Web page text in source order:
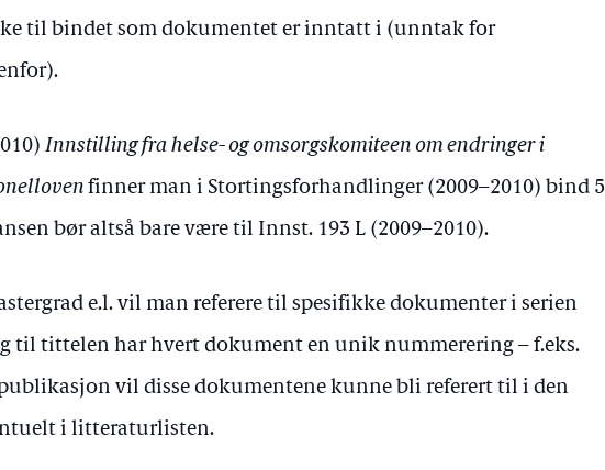
til bindet som dokumentet er inntatt i (unntak for
Innstilling fra helse- og omsorgskomiteen om endringer i
finner man i Stortingsforhandlinger (2009–2010) bind 5
bør altså bare være til Innst. 193 L (2009–2010).
e.l. vil man referere til spesifikke dokumenter i serien
til tittelen har hvert dokument en unik nummerering – f.eks.
publikasjon vil disse dokumentene kunne bli referert til i den
i litteraturlisten.